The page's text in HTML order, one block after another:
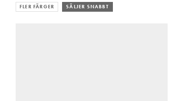
FLER FÄRGER SÄLJER SNABBT